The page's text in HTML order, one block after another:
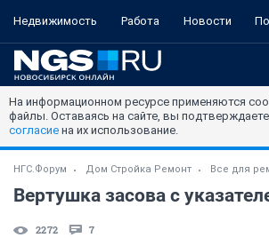
Недвижимость Работа Новости
На информационном ресурсе применяются
файлы. Оставаясь на сайте, вы
согласие на их использование.
НГС.Форум Дом Стройка Ремонт Все для
2272 7